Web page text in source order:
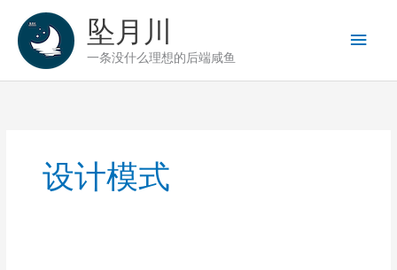
坠月川
一条没什么理想的后端咸鱼
主
菜
设计模式